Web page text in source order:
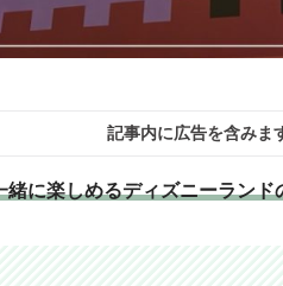
記事内に広告を含みま
に楽しめるディズニーラン